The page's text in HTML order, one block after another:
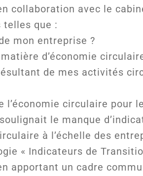
collaboration avec le
telles que :
mon entreprise ?
d’économie
de mes activités
l’économie circulaire pour
le manque
à l’échelle des
« Indicateurs de
apportant un cadre